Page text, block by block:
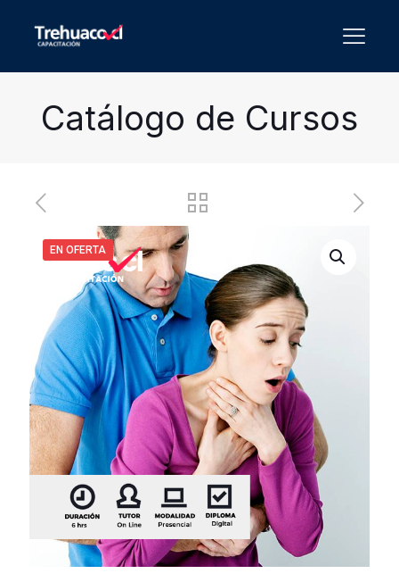
Catálogo de Cursos
EN OFERTA